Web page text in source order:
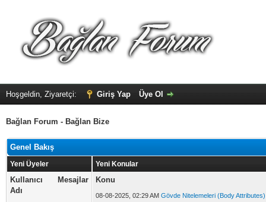
Hoşgeldin, Ziyaretçi: Giriş Yap Üye Ol
Bağlan Forum - Bağlan Bize
Genel Bakış
Yeni Üyeler
Kullanıcı
Adı
Mesajlar
Yeni Konular
Konu
08-08-2025, 02:29 AM Gövde Nitelemeleri (Body Attributes)